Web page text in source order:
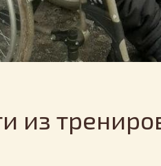
из